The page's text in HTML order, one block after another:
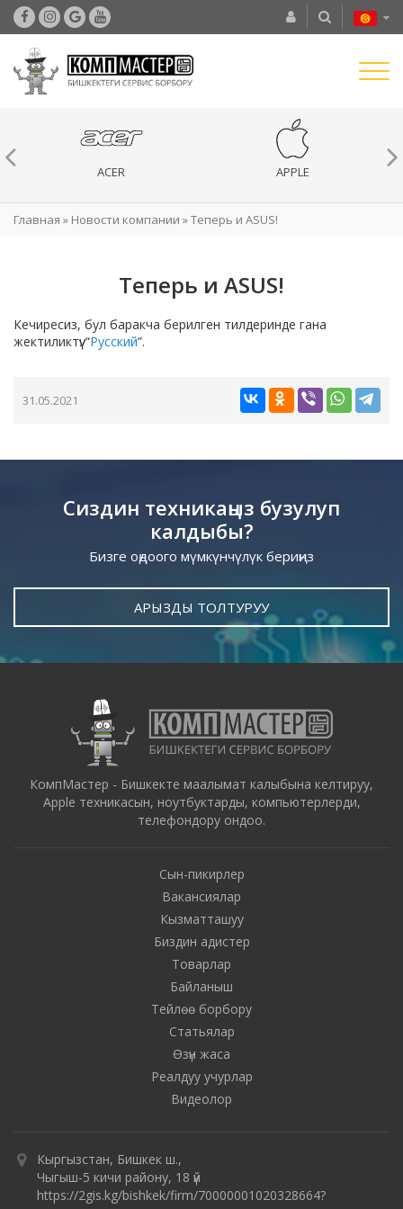
ACER APPLE
Главная » Новости компании »Теперь и ASUS!
Теперь и ASUS!
Кечиресиз, бул баракча берилген тилдеринде гана
жектиликтүү: “Русский”.
31.05.2021
Сиздин техникаңыз бузулуп
калдыбы?
Бизге оңдоого мүмкүнчүлүк бериңиз
АРЫЗДЫ ТОЛТУРУУ
КомпМастер - Бишкекте маалымат калыбына келтируу,
Apple техникасын, ноутбуктарды, компьютерлерди,
телефондору ондоо.
Сын-пикирлер
Вакансиялар
Кызматташуу
Биздин адистер
Товарлар
Байланыш
Тейлөө борбору
Статьялар
Өзүн жаса
Реалдуу учурлар
Видеолор
Кыргызстан, Бишкек ш.,
Чыгыш-5 кичи району, 18 үй
https://2gis.kg/bishkek/firm/70000001020328664?